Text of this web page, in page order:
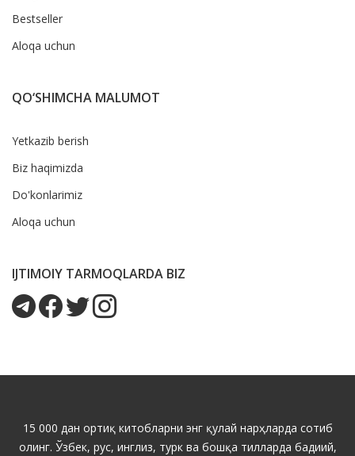
Bestseller
Aloqa uchun
QO‘SHIMCHA MALUMOT
Yetkazib berish
Biz haqimizda
Do'konlarimiz
Aloqa uchun
IJTIMOIY TARMOQLARDA BIZ
15 000 дан ортиқ китобларни энг қулай нарҳларда сотиб
олинг. Ўзбек, рус, инглиз, турк ва бошқа тилларда бадиий,